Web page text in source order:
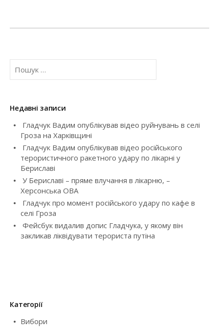
v
i
o
n
П
ш
кНедавні записи
Гладчук Вадим опублікував відео руйнувань в селі
Гроза на Харківщині
Гладчук Вадим опублікував відео російського
терористичного ракетного удару по лікарні у
Бериславі
У Бериславі – пряме влучання в лікарню, –
Херсонська ОВА
Гладчук про момент російського удару по кафе в
селі Гроза
Фейсбук видалив допис Гладчука, у якому він
закликав ліквідувати терориста путіна
Категорії
Вибори